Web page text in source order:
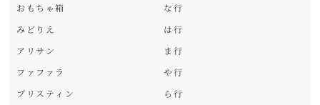
おもちゃ箱
みどりえ
アリサン
ファファラ
プリスティン
な行
は行
ま行
や行
ら行